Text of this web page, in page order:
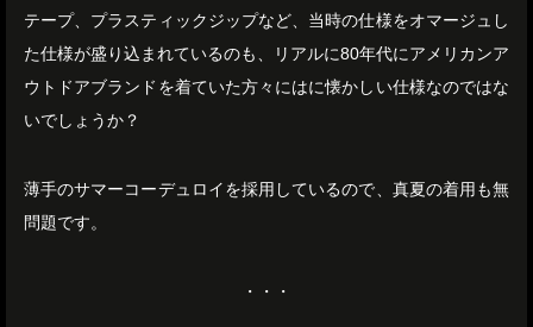
テープ、プラスティックジップなど、当時の仕様をオマージュし
た仕様が盛り込まれているのも、リアルに80年代にアメリカンア
ウトドアブランドを着ていた方々にはに懐かしい仕様なのではな
いでしょうか？
薄手のサマーコーデュロイを採用しているので、真夏の着用も無
問題です。
・・・